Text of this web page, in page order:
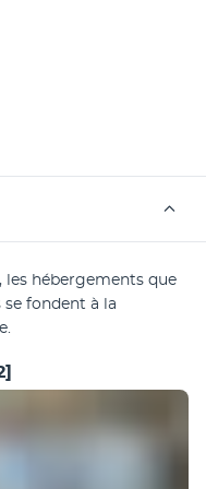
les hébergements que
se fondent à la